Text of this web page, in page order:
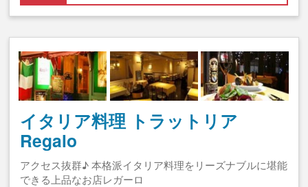
イタリア料理 トラットリア
Regalo
アクセス抜群♪ 本格派イタリア料理をリーズナブルに堪能
できる上品なお店レガーロ